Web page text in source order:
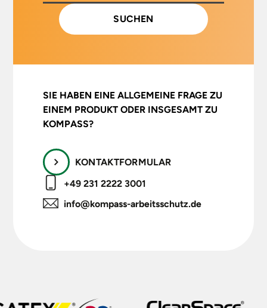
SIE HABEN EINE ALLGEMEINE FRAGE ZU
EINEM PRODUKT ODER INSGESAMT ZU
KOMPASS?
KONTAKTFORMULAR
+49 231 2222 3001
info@kompass-arbeitsschutz.de